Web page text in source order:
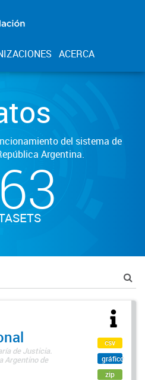
ACERCA
del sistema de
Argentina.
de Justicia.
Argentino de
csv
gráfico
zip